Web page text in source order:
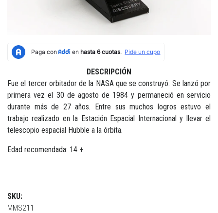
DESCRIPCIÓN
Fue el tercer orbitador de la NASA que se construyó. Se lanzó por
primera vez el 30 de agosto de 1984 y permaneció en servicio
durante más de 27 años. Entre sus muchos logros estuvo el
trabajo realizado en la Estación Espacial Internacional y llevar el
telescopio espacial Hubble a la órbita.
Edad recomendada: 14 +
SKU:
MMS211